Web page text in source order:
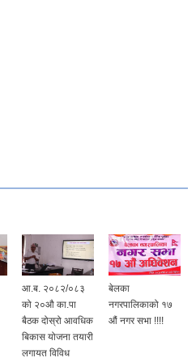
आ.ब. २०८२/०८३
को २०औ का.पा
बैठक दोस्रो आवधिक
बिकास योजना तयारी
लगायत विविध
बेलका
नगरपालिकाको १७
औं नगर सभा !!!!